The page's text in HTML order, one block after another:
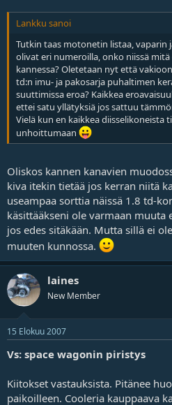
Lankku sanoi
Tutkin taas motonetin listaa, vaparin
olivat eri numeroilla, onko niissä
kannessa? Oletetaan nyt että
td:n imu- ja pakosarja puhaltimen
suuttimissa eroa? Kaikkea
ettei satu yllätyksiä jos sattuu
Vielä kun en kaikkea diisselikoneista
unhoittumaan
Oliskos kannen kanavien
kiva itekin tietää jos kerran niitä
useampaa sorttia näissä 1.8 td-
käsittääkseni ole varmaan muuta
jos edes sitäkään. Mutta sillä ei
muuten kunnossa.
laines
New Member
15 Elokuu 2007
Vs: space wagonin piristys
Kiitokset vastauksista. Pitänee
paikoilleen. Cooleria kauppaava